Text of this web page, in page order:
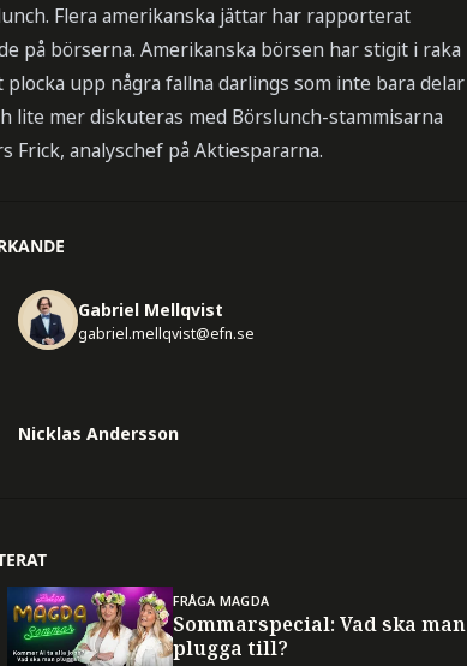
Flera amerikanska jättar har rapporterat
på börserna. Amerikanska börsen har stigit i raka
plocka upp några fallna darlings som inte bara delar
lite mer diskuteras med Börslunch-stammisarna
Frick, analyschef på Aktiespararna.
Gabriel Mellqvist
gabriel.mellqvist@efn.se
Nicklas Andersson
FRÅGA MAGDA
Sommarspecial: Vad ska man
plugga till?